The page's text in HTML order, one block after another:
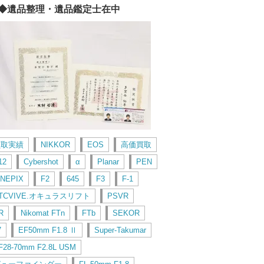
遺品整理・遺品鑑定士在中
実績 NIKKOR EOS
高価買取
Cybershot α Planar
PEN
F2 645 F3
F-1
オキュラスリフト
PSVR
Nikomat FTn FTb
SEKOR
EF50mm F1.8 Ⅱ
Super-Takumar
70mm F2.8L USM